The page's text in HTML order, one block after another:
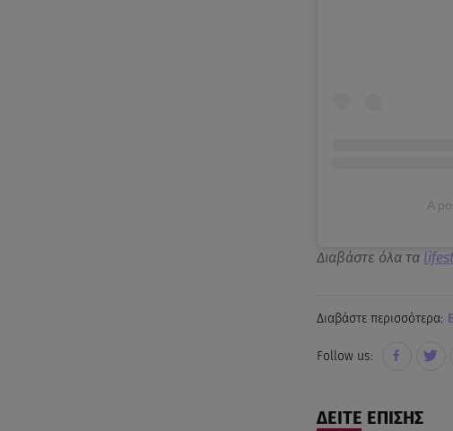
A
Διαβάστε όλα τα
Διαβάστε περισσότερα:
Follow us:
ΔΕΙΤΕ ΕΠΙΣΗΣ